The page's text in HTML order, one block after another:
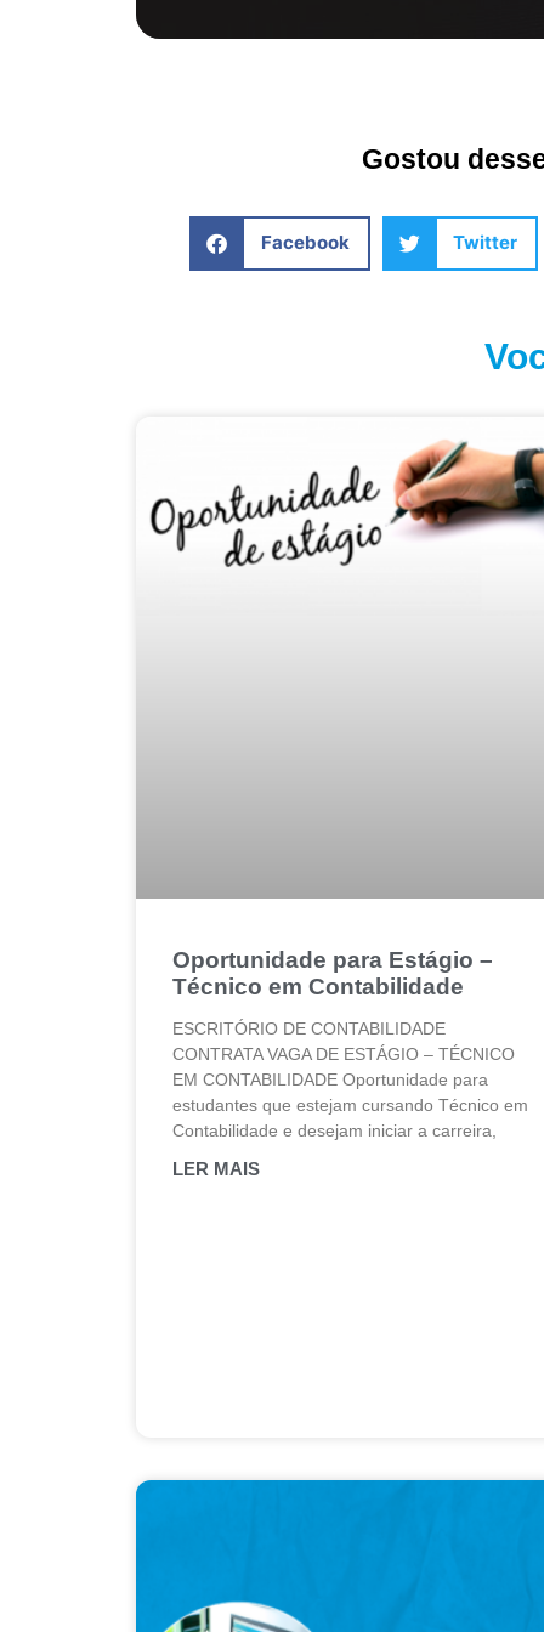
Gostou
Facebook Twitter
Oportunidade para Estágio –
Técnico em Contabilidade
ESCRITÓRIO DE CONTABILIDADE
CONTRATA VAGA DE ESTÁGIO – TÉCNICO
EM CONTABILIDADE Oportunidade para
estudantes que estejam cursando Técnico em
Contabilidade e desejam iniciar a carreira,
LER MAIS